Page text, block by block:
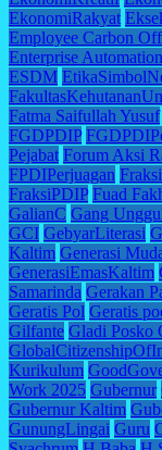
EkonomiRakyat
Employee Carbon
Enterprise Automation
ESDM
Fatma Saifullah Yusuf
FGDPDIP
Pejabat Forum Aksi
FPDIPerjuagan
FraksiPDIP Fuad
GalianC Gang
GCI GebyarLiterasi
Kaltim Generasi
GenerasiEmasKaltim
Samarinda Gerakan
Geratis Pol Geratis
Gilfante Gladi Posko
Kurikulum
Work 2025 Gubernur
Gubernur Kaltim
GunungLingai Guru